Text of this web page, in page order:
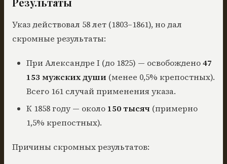
Указ действовал 58 лет (1803–1861), но дал
скромные результаты:
При Александре I (до 1825) — освобождено47
153 мужских души (менее 0,5% крепостных).
Всего 161 случай применения указа.
К 1858 году — около 150 тысяч (примерно
1,5% крепостных).
Причины скромных результатов: